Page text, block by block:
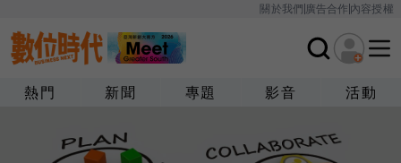
關於我們廣告合作內容授權
熱門 新聞 專題 影音 活動